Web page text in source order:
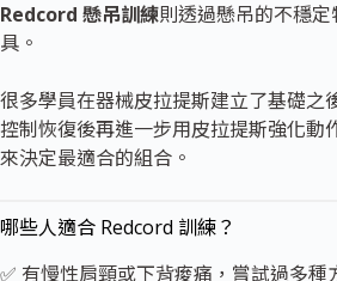
Redcord 懸吊訓練則透過懸吊的不穩
具。
很多學員在器械皮拉提斯建立了基礎之
控制恢復後再進一步用皮拉提斯強化動
來決定最適合的組合。
哪些人適合 Redcord 訓練？
✅ 有慢性肩頸或下背痠痛，嘗試過多